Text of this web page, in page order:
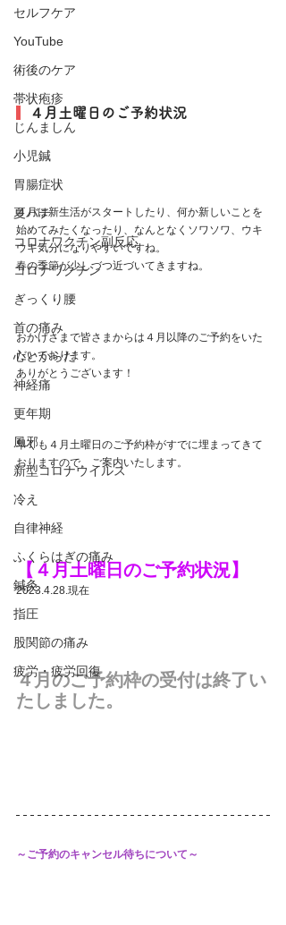
セルフケア
YouTube
術後のケア
帯状疱疹
じんましん
小児鍼
胃腸症状
夏バテ
コロナワクチン副反応
コロナワクチン
ぎっくり腰
首の痛み
心とからだ
神経痛
更年期
風邪
新型コロナウイルス
冷え
自律神経
ふくらはぎの痛み
鍼灸
指圧
股関節の痛み
疲労・疲労回復
  ４月土曜日のご予約状況
４月は新生活がスタートしたり、何か新しいことを
始めてみたくなったり、なんとなくソワソワ、ウキ
ウキ気分になりやすいですね。
春の季節が少しづつ近づいてきますね。
おかげさまで皆さまからは４月以降のご予約をいた
だいております。
ありがとうございます！
早くも４月土曜日のご予約枠がすでに埋まってきて
おりますので、ご案内いたします。
【４月土曜日のご予約状況】
2023.4.28.現在
４月のご予約枠の受付は終了い
たしました。
～ご予約のキャンセル待ちについて～